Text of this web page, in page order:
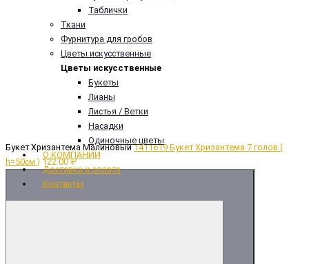
Таблички
Ткани
Фурнитура для гробов
Цветы искусственные
Цветы искусственные
Букеты
Лианы
Листья / Ветки
Насадки
Одиночные цветы
О КОМПАНИИ
Доставка и оплата
Контакты
Букет Хризантема Малиновый 1411619 Букет Хризантема 7 голов (
h=50cм ) 122.00 ₽